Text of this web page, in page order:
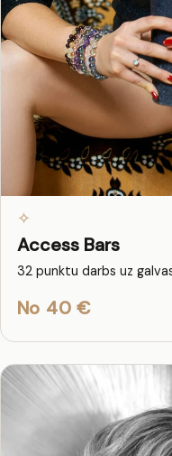
✧
Access Bars
32 punktu darbs uz
No 40 €